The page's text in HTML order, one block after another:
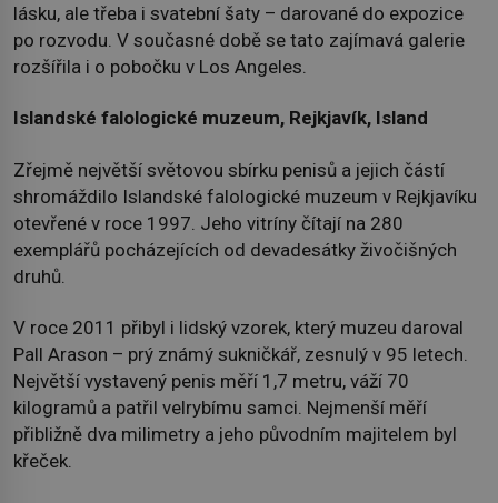
lásku, ale třeba i svatební šaty – darované do expozice
po rozvodu. V současné době se tato zajímavá galerie
rozšířila i o pobočku v Los Angeles.
Islandské falologické muzeum, Rejkjavík, Island
Zřejmě největší světovou sbírku penisů a jejich částí
shromáždilo Islandské falologické muzeum v Rejkjavíku
otevřené v roce 1997. Jeho vitríny čítají na 280
exemplářů pocházejících od devadesátky živočišných
druhů.
V roce 2011 přibyl i lidský vzorek, který muzeu daroval
Pall Arason – prý známý sukničkář, zesnulý v 95 letech.
Největší vystavený penis měří 1,7 metru, váží 70
kilogramů a patřil velrybímu samci. Nejmenší měří
přibližně dva milimetry a jeho původním majitelem byl
křeček.